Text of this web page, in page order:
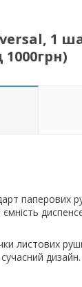
1
1000грн)
паперових
листових
дизайн.